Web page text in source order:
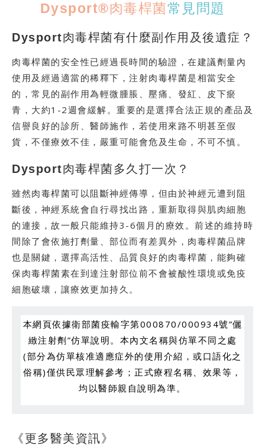
Dysport®肉毒桿菌常見問題
Dysport肉毒桿菌有什麼副作用及後遺症？
肉毒桿菌的安全性已經過長時間的驗證，在建議劑量內
使用及經過適當的稀釋下，注射肉毒桿菌是相當安全
的，常見的副作用為輕微腫脹、壓痛、發紅、皮下瘀
青，大約1-2週會緩解。重要的是選擇合法正規的產品及
信譽良好的診所、醫師施作，若使用來路不明甚至假
貨，不僅療效不佳，嚴重可能會危及生命，不可不慎。
Dysport肉毒桿菌多久打一次？
雖然肉毒桿菌可以阻斷神經傳導，但由於神經元遭到阻
斷後，神經系統會自行尋找出路，重新取得與肌肉細胞
的連接，故一般只能維持3-6個月的療效。前述的維持時
間除了會依施打劑量、部位而有差異外，肉毒桿菌品牌
也是關鍵，選擇高活性、品質良好的肉毒桿菌，能夠確
保肉毒桿菌素在到達注射部位前不會被酸性環境或免疫
細胞破壞，讓療效更加持久。
本網頁依據衛部菌疫輸字第000870/000934號”儷
緻注射劑”仿單說明。本內文名稱與仿單不同之處
(部分為仿單核准適應症外的使用介紹，或口語化之
俗稱)僅供民眾理解參考；正式療程名稱、效果等，
均以醫師親自說明為準。
《更多醫美資訊》